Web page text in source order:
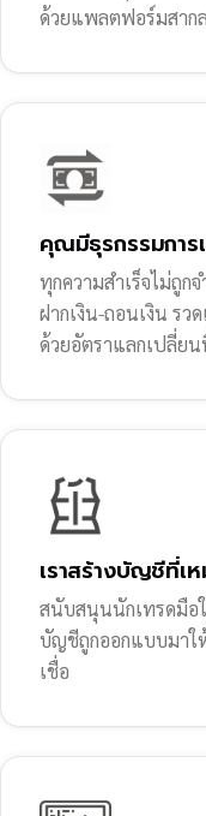
ด้วยแพลตฟอร์มสาก
คุณมีธุรกรรมกา
ทุกความสำเร็จไม่ถูกจ
ฝากเงิน-ถอนเงิน รว
ด้วยอัตราแลกเปลี่ย
เราสร้างบัญชีที่เ
สนับสนุนนักเทรดมือ
บัญชีถูกออกแบบมาใ
เชื่อ